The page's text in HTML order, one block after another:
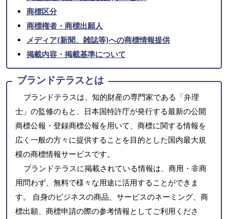
商標区分
商標権者・商標出願人
メディア(新聞、雑誌等)への商標情報提供
掲載内容・掲載基準について
ブランドテラスとは
ブランドテラスは、知的財産の専門家である「弁理
士」の監修のもと、日本国特許庁が発行する最新の公開
商標公報・登録商標公報を用いて、商標に関する情報を
広く一般の方々に提供することを目的とした国内最大規
模の商標情報サービスです。
ブランドテラスに掲載されている情報は、商用・非商
用問わず、無料で様々な用途に活用することができま
す。 自身のビジネスの商品、サービスのネーミング、商
標出願、商標申請の際の参考情報としてご利用くださ